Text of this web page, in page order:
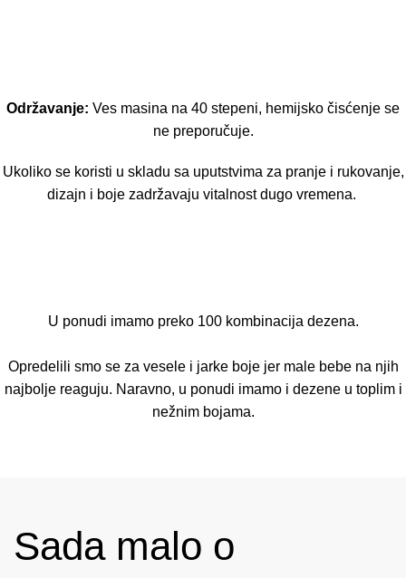
Održavanje: Ves masina na 40 stepeni, hemijsko čisćenje se
ne preporučuje.
Ukoliko se koristi u skladu sa uputstvima za pranje i rukovanje,
dizajn i boje zadržavaju vitalnost dugo vremena.
U ponudi imamo preko 100 kombinacija dezena.
Opredelili smo se za vesele i jarke boje jer male bebe na njih
najbolje reaguju. Naravno, u ponudi imamo i dezene u toplim i
nežnim bojama.
Sada malo o